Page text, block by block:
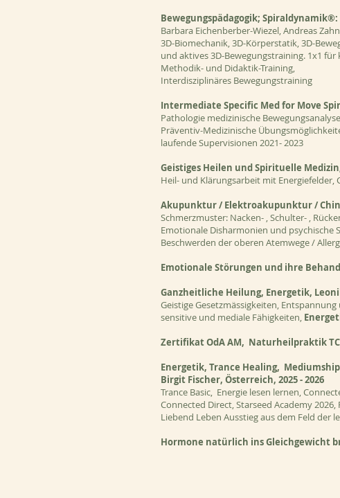
Bewegungspädagogik;
Barbara Eichenberber-Wiezel, Andreas
3D-Biomechanik, 3D-Körperstatik, 3D-
und aktives 3D-Bewegungstraining. 1x1
Methodik- und Didaktik-Training,
Interdisziplinäres Bewegungstraining
Intermediate Specific Med for Move
Pathologie medizinische
Präventiv-Medizinische
laufende Supervisionen 2021- 2023
Geistiges Heilen und Spirituelle
Heil- und Klärungsarbeit mit
Akupunktur / Elektroakupunktur /
Schmerzmuster: Nacken- , Schulter- ,
Emotionale Disharmonien und psychische
Beschwerden der oberen Atemwege /
Emotionale Störungen und ihre
Ganzheitliche Heilung, Energetik,
Geistige Gesetzmässigkeiten,
sensitive und mediale Fähigkeiten,
Zertifikat OdA AM, Naturheilpraktik
Energetik, Trance Healing, Mediumship
Birgit Fischer, Österreich, 2025 - 2026
Trance Basic, Energie lesen lernen,
Connected Direct, Starseed Academy
Liebend Leben Ausstieg aus dem Feld der
​Hormone natürlich ins Gleichgewicht